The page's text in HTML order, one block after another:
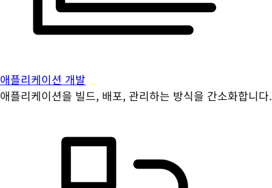
애플리케이션 개발
애플리케이션을 빌드, 배포, 관리하는 방식을 간소화합니다.